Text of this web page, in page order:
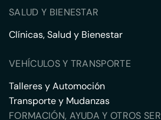
SALUD Y BIENESTAR
Clínicas, Salud y Bienestar
VEHÍCULOS Y TRANSPORTE
Talleres y Automoción
Transporte y Mudanzas
FORMACIÓN, AYUDA Y OTROS